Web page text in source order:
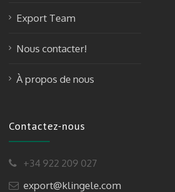
Export Team
Nous contacter!
À propos de nous
Contactez-nous
+34 922 209 027
export@klingele.com